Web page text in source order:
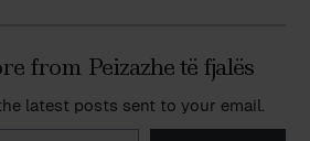
from Peizazhe të fjalës
latest posts sent to your email.